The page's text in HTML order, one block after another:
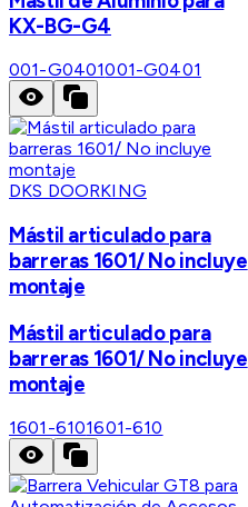
KX-BG-G4
001-G0401001-G0401
DKS DOORKING
Mástil articulado para
barreras 1601/ No incluye
montaje
Mástil articulado para
barreras 1601/ No incluye
montaje
1601-6101601-610